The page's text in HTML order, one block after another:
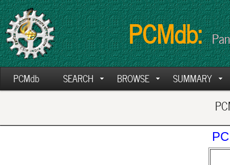
PCMdb:
PCMdb SEARCH BROWSE SUMMARY